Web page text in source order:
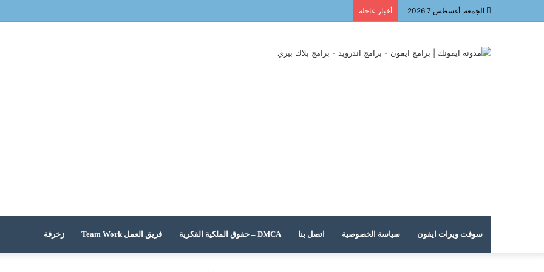
الجمعة, أغسطس 7 2026 أخبار عاجلة
سوفت ويرات ايفون سياسة الخصوصية اتصل بنا DMCA – حقوق الملكية الفكرية فريق العمل Team Work زخرفة